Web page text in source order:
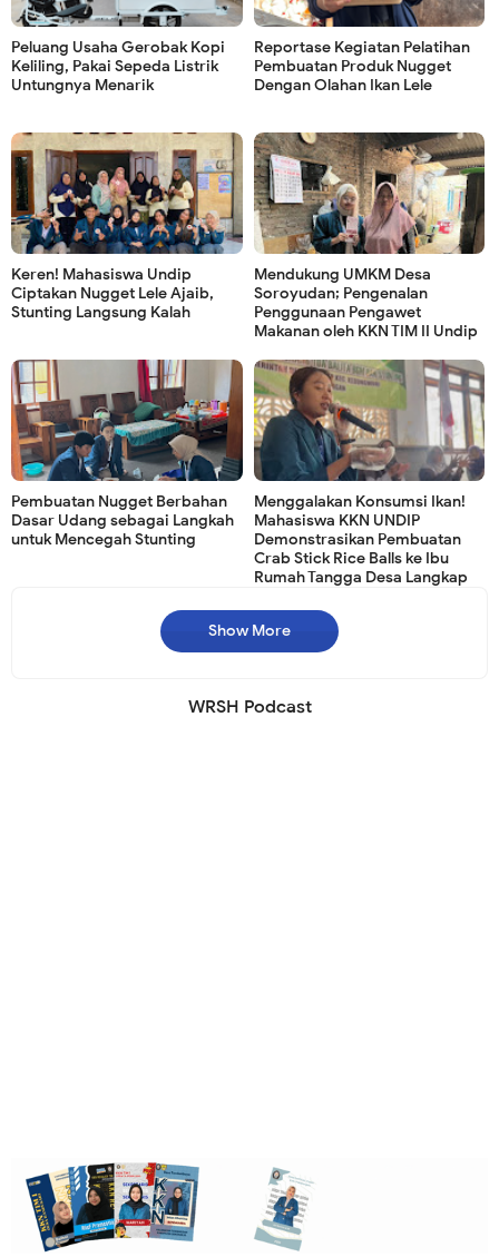
Peluang Usaha Gerobak Kopi
Keliling, Pakai Sepeda Listrik
Untungnya Menarik
Reportase Kegiatan Pelatihan
Pembuatan Produk Nugget
Dengan Olahan Ikan Lele
Keren! Mahasiswa Undip
Ciptakan Nugget Lele Ajaib,
Stunting Langsung Kalah
Mendukung UMKM Desa
Soroyudan; Pengenalan
Penggunaan Pengawet
Makanan oleh KKN TIM II Undip
Pembuatan Nugget Berbahan
Dasar Udang sebagai Langkah
untuk Mencegah Stunting
Menggalakan Konsumsi Ikan!
Mahasiswa KKN UNDIP
Demonstrasikan Pembuatan
Crab Stick Rice Balls ke Ibu
Rumah Tangga Desa Langkap
Show More
WRSH Podcast